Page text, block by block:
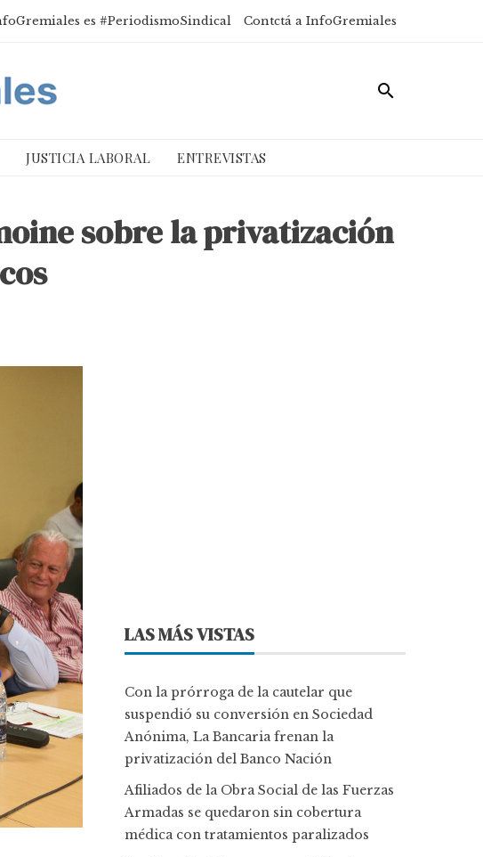
es #PeriodismoSindical Contctá a InfoGremiales
JUSTICIA LABORAL ENTREVISTAS
sobre la privatización
LAS MÁS VISTAS
Con la prórroga de la cautelar que
suspendió su conversión en Sociedad
Anónima, La Bancaria frenan la
privatización del Banco Nación
Afiliados de la Obra Social de las Fuerzas
Armadas se quedaron sin cobertura
médica con tratamientos paralizados